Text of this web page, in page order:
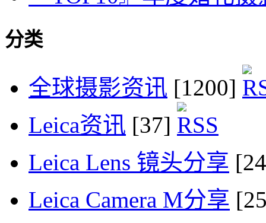
分类
全球摄影资讯 [1200]
Leica资讯 [37]
Leica Lens 镜头分享
Leica Camera M分享